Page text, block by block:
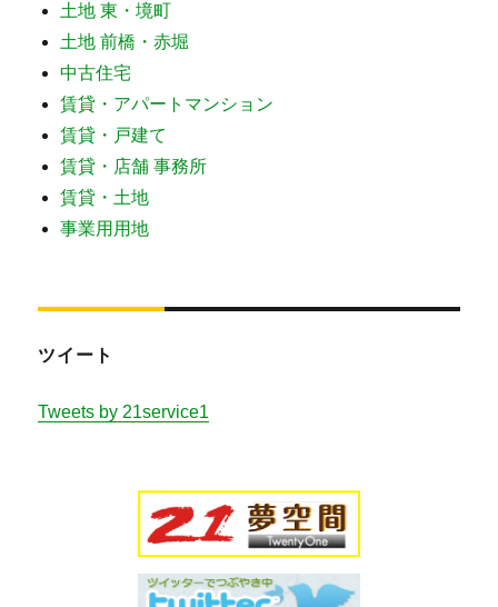
土地 東・境町
土地 前橋・赤堀
中古住宅
賃貸・アパートマンション
賃貸・戸建て
賃貸・店舗 事務所
賃貸・土地
事業用用地
ツイート
Tweets by 21service1